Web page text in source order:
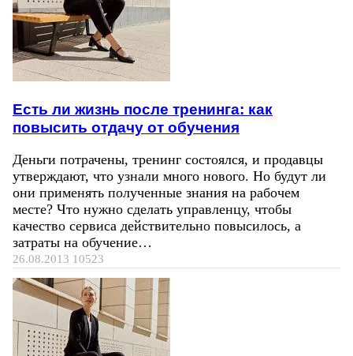
Есть ли жизнь после тренинга: как
повысить отдачу от обучения
Деньги потрачены, тренинг состоялся, и продавцы
утверждают, что узнали много нового. Но будут ли
они применять полученные знания на рабочем
месте? Что нужно сделать управленцу, чтобы
качество сервиса действительно повысилось, а
затраты на обучение…
26.08.2013 10523